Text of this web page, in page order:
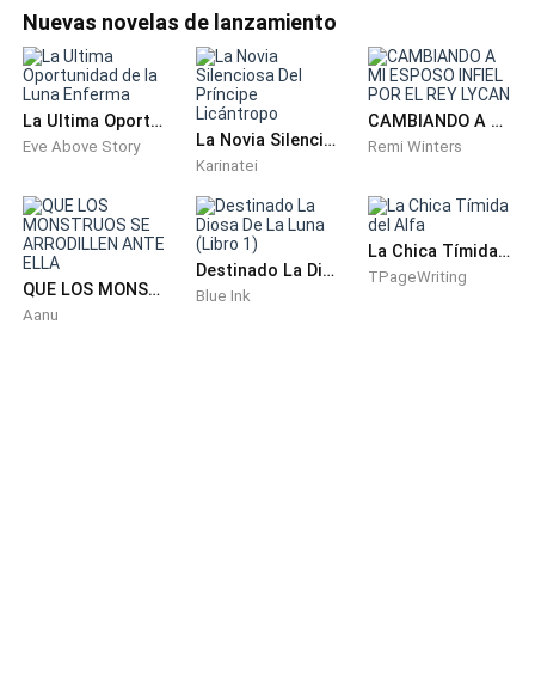
La muestra de semen no pertenece al donante que
ella había elegido.
Su hijo... era de alguien más.
Y ahora, debía averiguar quién era el padre de su bebé.
Porque algo dentro de ella le decía que aquel hombre.
no era humano.
Nuevas novelas de lanzamiento
La Ultima Oportunidad de la Luna Enferma
Eve Above Story La Novia Silenciosa Del Príncipe Licántropo
Karinatei
CAMBIANDO A MI ESPOSO INFIEL POR EL REY LYCAN
Remi Winters
QUE LOS MONSTRUOS SE ARRODILLEN ANTE ELLA
Aanu
Destinado La Diosa De La Luna (Libro 1)
Blue Ink
La Chica Tímida del Alfa
TPageWriting